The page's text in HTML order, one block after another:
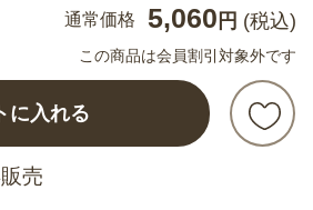
通常価格
5,060 円 (税込)
この商品は会員割引対象外です
に入れる
売